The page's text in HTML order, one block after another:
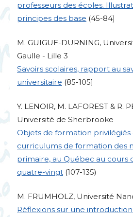
professeurs des écoles.
principes des base (45-84]
M. GUIGUE-DURNING,
Gaulle - Lille 3
Savoirs scolaires, rapport au
universitaire (85-105]
Y. LENOIR, M. LAFOREST & R.
Université de Sherbrooke
Objets de formation privilégiés
curriculums de formation des
primaire, au Québec au cours
quatre-vingt (107-135)
M. FRUMHOLZ, Université
Réflexions sur une